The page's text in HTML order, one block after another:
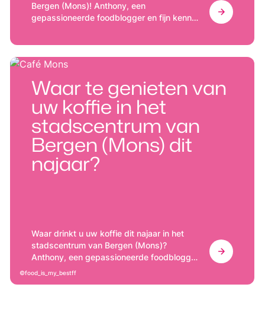
Bergen (Mons)! Anthony, een
gepassioneerde foodblogger en fijn kenner
Waar te genieten van
uw koffie in het
stadscentrum van
Bergen (Mons) dit
najaar?
Waar drinkt u uw koffie dit najaar in het
stadscentrum van Bergen (Mons)?
Anthony, een gepassioneerde foodblogger
en fijnproever van de stad, deelt zijn
food_is_my_bestff